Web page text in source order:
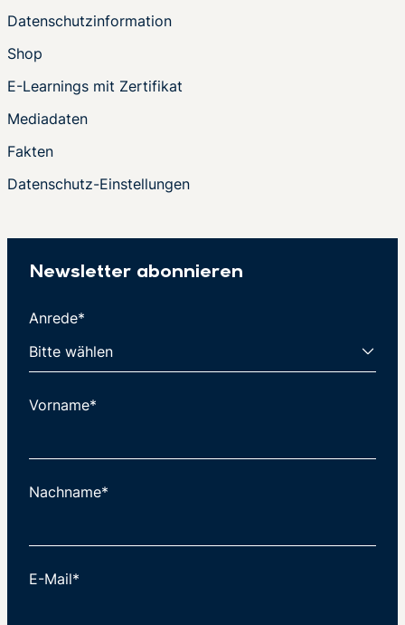
Datenschutzinformation
Shop
E-Learnings mit Zertifikat
Mediadaten
Fakten
Datenschutz-Einstellungen
Newsletter abonnieren
Anrede*
Vorname*
Nachname*
E-Mail*